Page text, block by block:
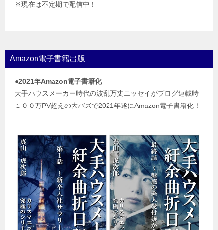
※現在は不定期で配信中！
Amazon電子書籍出版
●2021年Amazon電子書籍化
大手ハウスメーカー時代の波乱万丈エッセイがブログ連載時
１００万PV超えの大バズで2021年遂にAmazon電子書籍化！